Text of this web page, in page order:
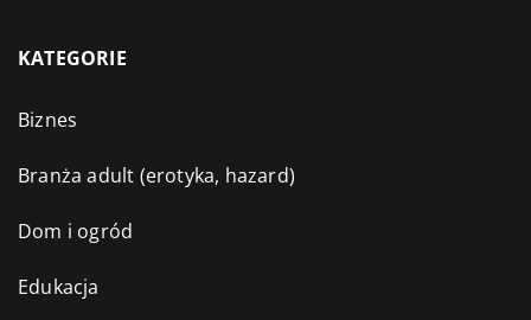
KATEGORIE
Biznes
Branża adult (erotyka, hazard)
Dom i ogród
Edukacja